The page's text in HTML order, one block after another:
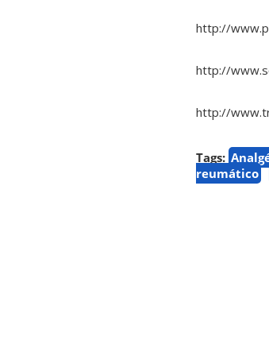
http://
http://
http://
Tags:
reumático